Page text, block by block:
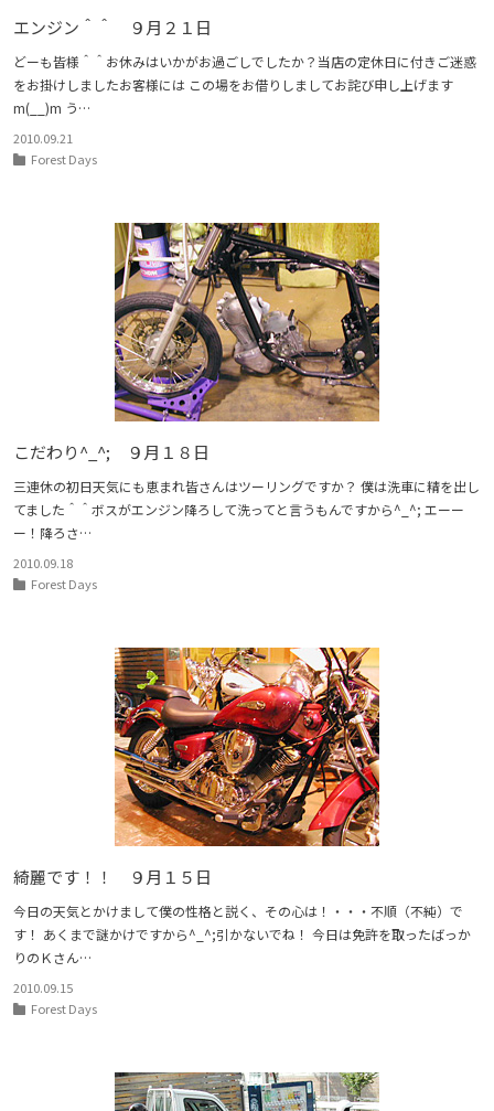
エンジン＾＾ ９月２１日
どーも皆様＾＾お休みはいかがお過ごしでしたか？当店の定休日に付きご迷惑
をお掛けしましたお客様には この場をお借りしましてお詫び申し上げます
m(__)m う…
2010.09.21
Forest Days
こだわり^_^; ９月１８日
三連休の初日天気にも恵まれ皆さんはツーリングですか？ 僕は洗車に精を出し
てました＾＾ボスがエンジン降ろして洗ってと言うもんですから^_^; エーー
ー！降ろさ…
2010.09.18
Forest Days
綺麗です！！ ９月１５日
今日の天気とかけまして僕の性格と説く、その心は！・・・不順（不純）で
す！ あくまで謎かけですから^_^;引かないでね！ 今日は免許を取ったばっか
りのＫさん…
2010.09.15
Forest Days